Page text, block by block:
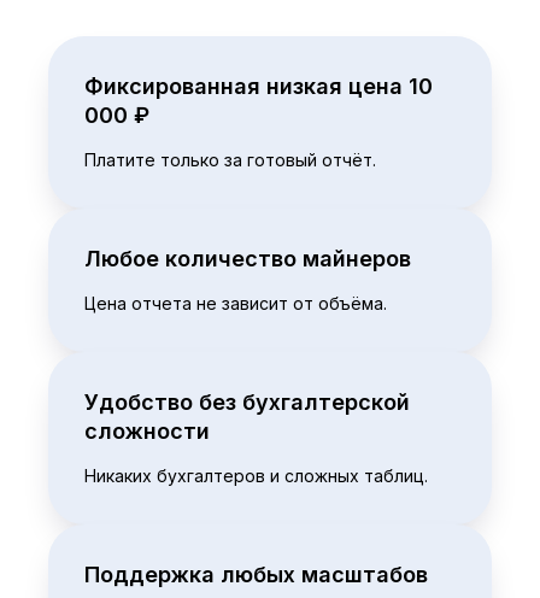
Фиксированная низкая цена 10
000 ₽
Платите только за готовый отчёт.
Любое количество майнеров
Цена отчета не зависит от объёма.
Удобство без бухгалтерской
сложности
Никаких бухгалтеров и сложных таблиц.
Поддержка любых масштабов